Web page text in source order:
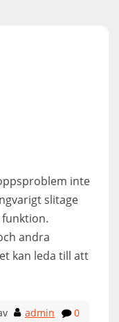
inte
slitage
andra
kan leda till att
admin 0